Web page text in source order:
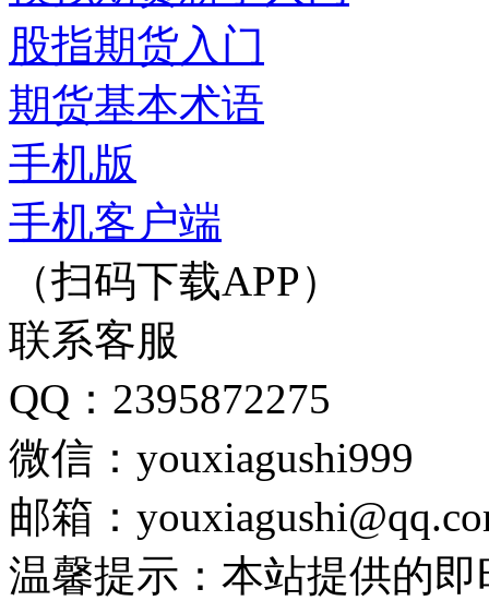
股指期货入门
期货基本术语
手机版
手机客户端
（扫码下载APP）
联系客服
QQ：2395872275
微信：youxiagushi999
邮箱：
温馨提示：本站提供的